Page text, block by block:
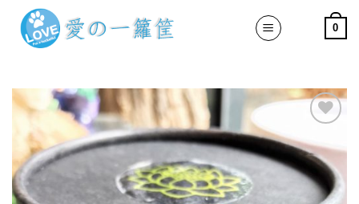
content
0
「願
望清
單」